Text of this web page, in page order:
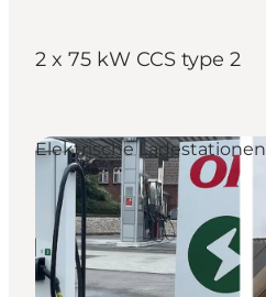
2 x 75 kW CCS type 2
Elektrische Ladestationen